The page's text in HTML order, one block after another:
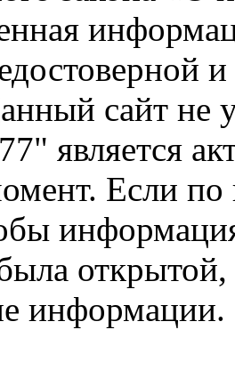
сайт не
является
Если
открытой,
информации.